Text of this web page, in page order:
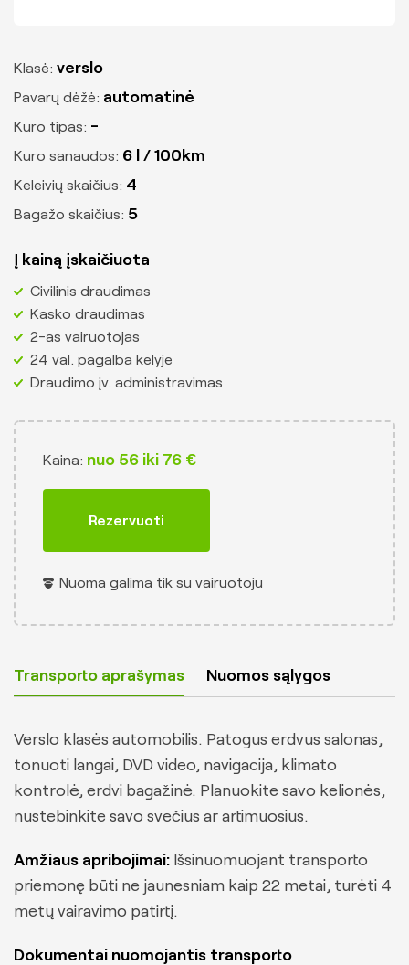
Keleivių vežimas į Kauno oro uostą
Keleivių vežimas į Palangos oro uostą
Keleivių vežimas į Rygos oro uostą
Keleivių vežimas į Varšuvos oro uostą
Kelionės moksleiviams
Kelionės kolektyvams
Pažintinės kelionės autobusu
Apie mus
Klasė: verslo
Pavarų dėžė: automatinė
Kuro tipas: -
Kuro sanaudos: 6 l / 100km
Keleivių skaičius: 4
Bagažo skaičius: 5
Į kainą įskaičiuota
Civilinis draudimas
Kasko draudimas
2-as vairuotojas
24 val. pagalba kelyje
Draudimo įv. administravimas
Kaina: nuo 56 iki 76 €
Rezervuoti
Nuoma galima tik su vairuotoju
Transporto aprašymas Nuomos sąlygos
Verslo klasės automobilis. Patogus erdvus salonas,
tonuoti langai, DVD video, navigacija, klimato
kontrolė, erdvi bagažinė. Planuokite savo kelionės,
nustebinkite savo svečius ar artimuosius.
Amžiaus apribojimai: Išsinuomuojant transporto
priemonę būti ne jaunesniam kaip 22 metai, turėti 4
metų vairavimo patirtį.
Dokumentai nuomojantis transporto